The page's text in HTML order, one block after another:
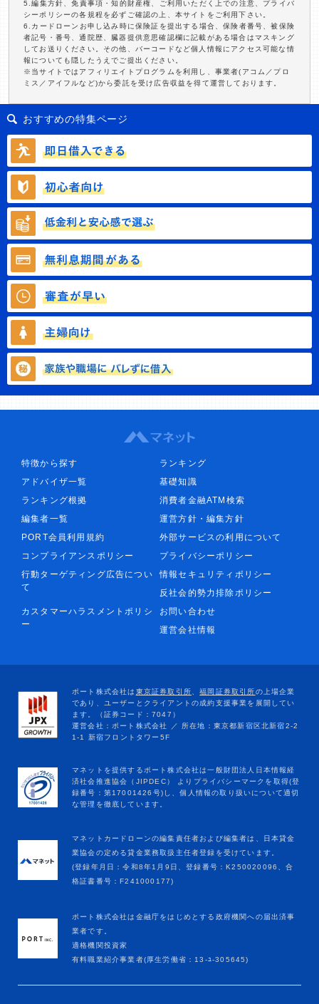
5.編集方針、免責事項・知的財産権、ご利用いただく上での注意、プライバ
シーポリシーの各規程を必ずご確認の上、本サイトをご利用下さい。
6.カードローンお申し込み時に保険証を提出する場合、保険者番号、被保険
者記号・番号、通院歴、臓器提供意思確認欄に記載がある場合はマスキング
してお送りください。その他、バーコードなど個人情報にアクセス可能な情
報についても隠したうえでご提出ください。
※当サイトではアフィリエイトプログラムを利用し、事業者(アコム／プロ
ミス／アイフルなど)から委託を受け広告収益を得て運営しております。
おすすめの特集ページ
特徴から探す
ランキング
アドバイザ一覧
基礎知識
ランキング根拠
消費者金融ATM検索
編集者一覧
運営方針・編集方針
PORT会員利用規約
外部サービスの利用について
コンプライアンスポリシー
プライバシーポリシー
行動ターゲティング広告につい
て
情報セキュリティポリシー
反社会的勢力排除ポリシー
カスタマーハラスメントポリシ
ー
お問い合わせ
運営会社情報
マネットカードローンの編集責任者および編集者は、日本貸金
業協会の定める貸金業務取扱主任者登録を受けています。
(登録年月日：令和8年1月9日、登録番号：K250020096、合
格証書番号：F241000177)
ポート株式会社は金融庁をはじめとする政府機関への届出済事
業者です。
適格機関投資家
有料職業紹介事業者(厚生労働省：13-ﾕ-305645)